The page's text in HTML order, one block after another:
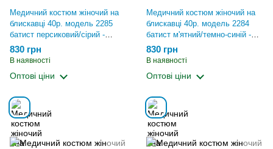
Медичний костюм жіночий на
блискавці 40р. модель 2285
батист персиковий/сірий -
Медична форма Хелслайф
(510.561)
830 грн
В наявності
Оптові ціни
Медичний костюм жіночий на
блискавці 40р. модель 2284
батист м'ятний/темно-синій -
Медична форма Хелслайф
(510.561)
830 грн
В наявності
Оптові ціни